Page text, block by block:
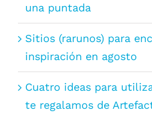
una puntada
Sitios (rarunos) para
inspiración en agosto
Cuatro ideas para
te regalamos de